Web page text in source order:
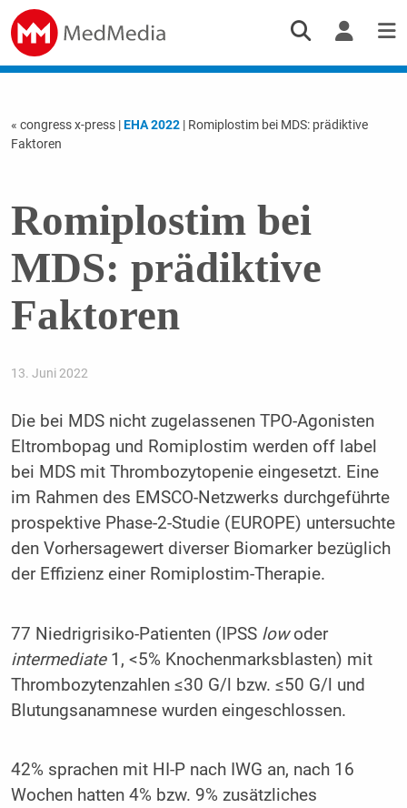
« congress x-press |EHA 2022| Romiplostim bei MDS: prädiktive
Faktoren
Romiplostim bei
MDS: prädiktive
Faktoren
13. Juni 2022
Die bei MDS nicht zugelassenen TPO-Agonisten
Eltrombopag und Romiplostim werden off label
bei MDS mit Thrombozytopenie eingesetzt. Eine
im Rahmen des EMSCO-Netzwerks durchgeführte
prospektive Phase-2-Studie (EUROPE) untersuchte
den Vorhersagewert diverser Biomarker bezüglich
der Effizienz einer Romiplostim-Therapie.
77 Niedrigrisiko-Patienten (IPSS lowoder
intermediate1, <5% Knochenmarksblasten) mit
Thrombozytenzahlen ≤30 G/l bzw. ≤50 G/l und
Blutungsanamnese wurden eingeschlossen.
42% sprachen mit HI-P nach IWG an, nach 16
Wochen hatten 4% bzw. 9% zusätzliches